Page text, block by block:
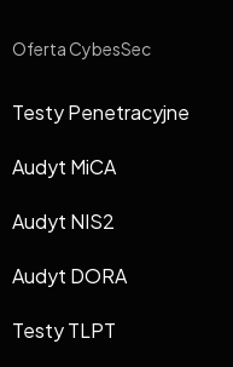
Oferta CybesSec
Testy Penetracyjne
Audyt MiCA
Audyt NIS2
Audyt DORA
Testy TLPT